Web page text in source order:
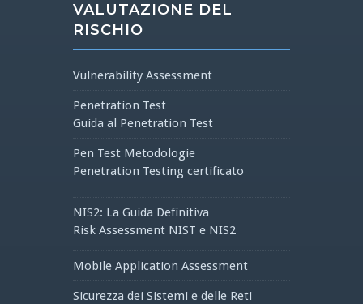
VALUTAZIONE DEL
RISCHIO
Vulnerability Assessment
Penetration Test
Guida al Penetration Test
Pen Test Metodologie
Penetration Testing certificato
NIS2: La Guida Definitiva
Risk Assessment NIST e NIS2
Mobile Application Assessment
Sicurezza dei Sistemi e delle Reti